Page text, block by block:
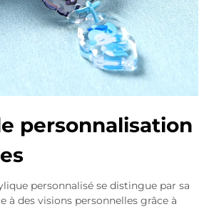
personnalisation
personnalisé se distingue par sa
à des visions personnelles grâce à